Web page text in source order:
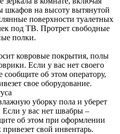
шкафов на высоту вытянутой
поверхности туалетных
под ТВ. Протрет свободные
полки.
ковровые покрытия, полы
Если у вас нет своего
сообщите об этом оператору,
свое оборудование.
уборку пола и уберет
у вас нет швабры –
об этом при оформлении
свой инвентарь.